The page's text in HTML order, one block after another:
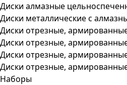
Диски алмазные
Диски металлические с
Диски отрезные,
Диски отрезные,
Диски отрезные,
Диски отрезные,
Наборы